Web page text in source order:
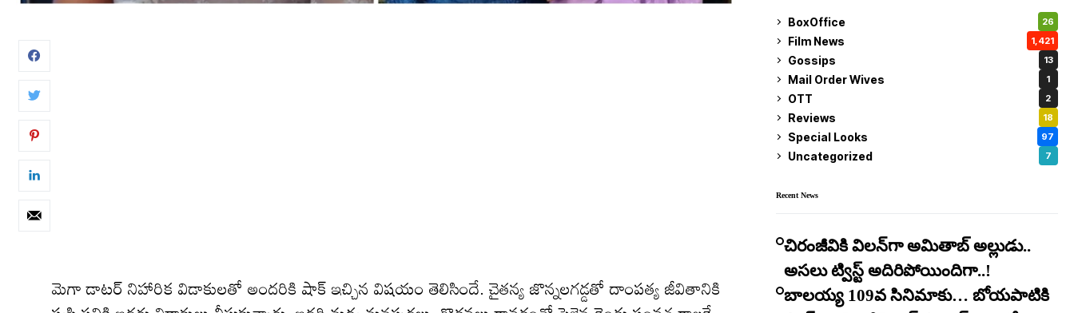
మెగా డాటర్ నిహారిక విడాకులతో అందరికి షాక్ ఇచ్చిన విషయం తెలిసిందే. చైతన్య జొన్నలగడ్డతో దాంపత్య జీవితానికి
BoxOffice 26
Film News 1,421
Gossips 13
Mail Order Wives 1
OTT 2
Reviews 18
Special Looks 97
Uncategorized 7
Recent News
చిరంజీవికి విలన్‌గా అమితాబ్ అల్లుడు..
అసలు ట్విస్ట్ అదిరిపోయిందిగా..!
బాలయ్య 109వ సినిమాకు… బోయపాటికి